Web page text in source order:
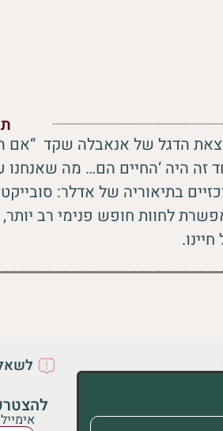
הדגל של אנאבלה שקד “אם
זה היה ‘החיים הם… מה שאנחנו
בתיאוריה של אדלר:
לחוות חופש פנימי רב
אימייל